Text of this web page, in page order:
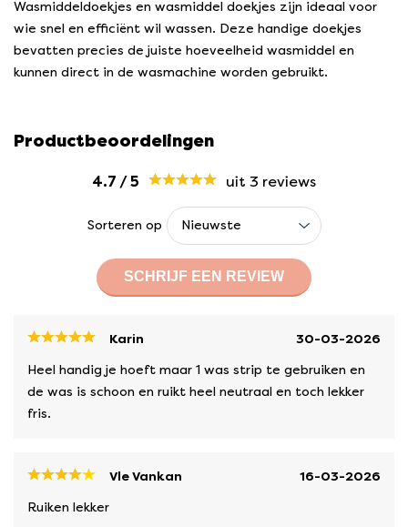
Wasmiddeldoekjes en wasmiddel doekjes zijn ideaal voor
wie snel en efficiënt wil wassen. Deze handige doekjes
bevatten precies de juiste hoeveelheid wasmiddel en
kunnen direct in de wasmachine worden gebruikt.
Productbeoordelingen
4.7 /5 uit 3 reviews
Sorteren op
SCHRIJF EEN REVIEW
Karin
30-03-2026
Heel handig je hoeft maar 1 was strip te gebruiken en
de was is schoon en ruikt heel neutraal en toch lekker
fris.
Vle Vankan
16-03-2026
Ruiken lekker